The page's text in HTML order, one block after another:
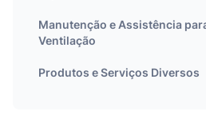
Manutenção e Assistência
Ventilação
Produtos e Serviços Diversos